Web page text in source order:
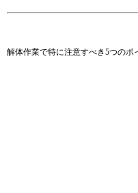
解体作業で特に注意すべき5つのポ